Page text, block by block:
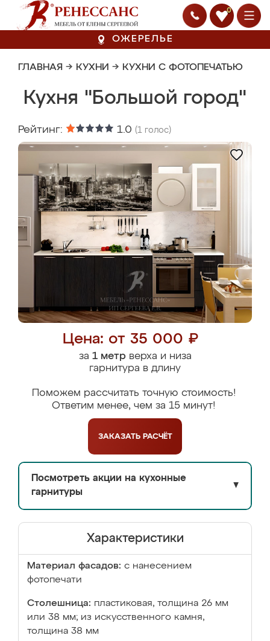
0
ОЖЕРЕЛЬЕ
ГЛАВНАЯ → КУХНИ → КУХНИ С ФОТОПЕЧАТЬЮ
Кухня "Большой город"
Рейтинг: 1.0 (1 голос)
Цена: от 35 000 ₽
за 1 метрверха и низа
гарнитура в длину
Поможем рассчитать точную стоимость!
Ответим менее, чем за 15 минут!
ЗАКАЗАТЬ РАСЧЁТ
Посмотреть акции на кухонные
гарнитуры
▼
Характеристики
Материал фасадов: с нанесением
фотопечати
Столешница: пластиковая, толщина 26 мм
или 38 мм; из искусственного камня,
толщина 38 мм